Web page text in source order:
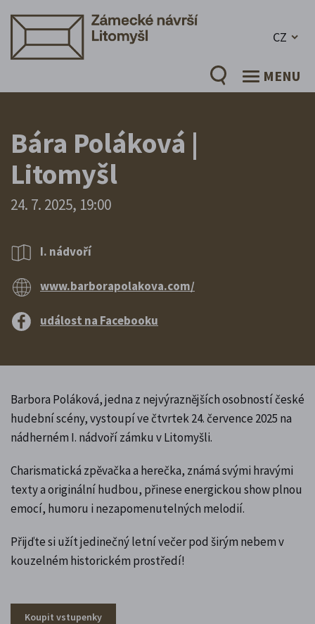
CZ
MENU
Bára Poláková |
Litomyšl
24. 7. 2025, 19:00
I. nádvoří
www.barborapolakova.com/
událost na Facebooku
Barbora Poláková, jedna z nejvýraznějších osobností české
hudební scény, vystoupí ve čtvrtek 24. července 2025 na
nádherném I. nádvoří zámku v Litomyšli.
Charismatická zpěvačka a herečka, známá svými hravými
texty a originální hudbou, přinese energickou show plnou
emocí, humoru i nezapomenutelných melodií.
Přijďte si užít jedinečný letní večer pod širým nebem v
kouzelném historickém prostředí!
Koupit vstupenky